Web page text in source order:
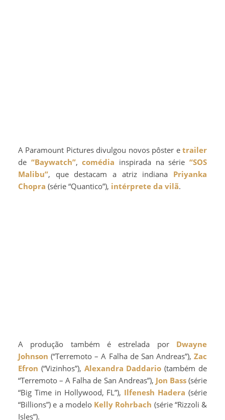
A Paramount Pictures divulgou novos pôster e trailer
de “Baywatch”,comédia inspirada na série“SOS
Malibu”, que destacam a atriz indiana Priyanka
Chopra (série “Quantico”), intérprete da vilã.
A produção também é estrelada por Dwayne
Johnson (“Terremoto – A Falha de San Andreas”), Zac
Efron (“Vizinhos”), Alexandra Daddario (também de
“Terremoto – A Falha de San Andreas”), Jon Bass(série
“Big Time in Hollywood, FL”), Ilfenesh Hadera (série
“Billions”) e a modelo Kelly Rohrbach (série “Rizzoli &
Isles”).